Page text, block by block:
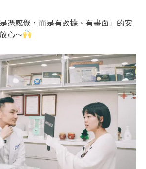
憑感覺，而是有數據、有畫面」的安
心～